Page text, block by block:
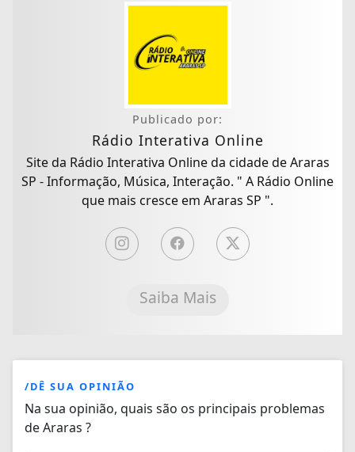
Publicado por:
Rádio Interativa Online
Site da Rádio Interativa Online da cidade de Araras
SP - Informação, Música, Interação. " A Rádio Online
que mais cresce em Araras SP ".
Saiba Mais
/DÊ SUA OPINIÃO
Na sua opinião, quais são os principais problemas
de Araras ?